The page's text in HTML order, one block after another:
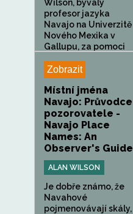
Wilson, bývalý
profesor jazyka
Navajo na Univerzitě
Nového Mexika v
Gallupu, za pomoci
Zobrazit
Místní jména
Navajo: Průvodce
pozorovatele -
Navajo Place
Names: An
Observer's Guide
ALAN WILSON
Je dobře známo, že
Navahové
pojmenovávají skály,